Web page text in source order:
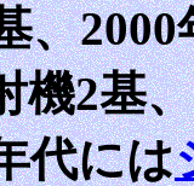
、
機2基、
代には